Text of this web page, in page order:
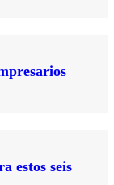
estos seis